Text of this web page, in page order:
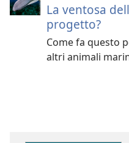
La ventosa
progetto?
Come fa questo
altri animali